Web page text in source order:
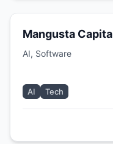
Mangusta
AI, Software
AI Tech